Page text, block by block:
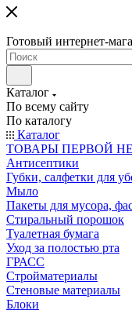
Готовый интернет-
Каталог
По всему сайту
По каталогу
Каталог
ТОВАРЫ ПЕРВОЙ
Антисептики
Губки, салфетки для
Мыло
Пакеты для мусора,
Стиральный порошок
Туалетная бумага
Уход за полостью рта
ГРАСС
Стройматериалы
Стеновые материалы
Блоки